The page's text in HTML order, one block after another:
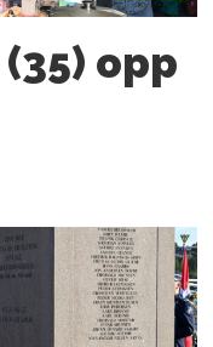
opp